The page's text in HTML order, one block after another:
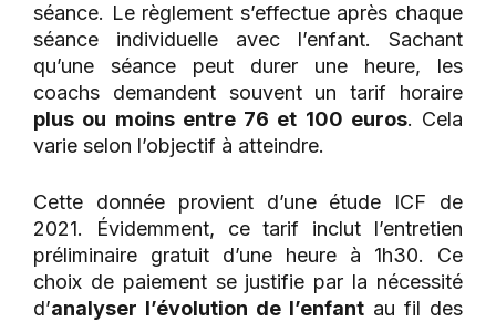
séance. Le règlement s’effectue après chaque
séance individuelle avec l’enfant. Sachant
qu’une séance peut durer une heure, les
coachs demandent souvent un tarif horaire
plus ou moins entre 76 et 100 euros. Cela
varie selon l’objectif à atteindre.
Cette donnée provient d’une étude ICF de
2021. Évidemment, ce tarif inclut l’entretien
préliminaire gratuit d’une heure à 1h30. Ce
choix de paiement se justifie par la nécessité
d’analyser l’évolution de l’enfant au fil des